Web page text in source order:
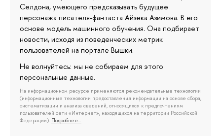
Селдона, умеющего предсказывать будущее
персонажа писателя-фантаста Айзека Азимова. В его
основе модель машинного обучения. Она подбирает
новости, исходя из поведенческих метрик
пользователей на портале Вышки.
Не волнуйтесь: мы не собираем для этого
персональные данные.
На информационном ресурсе применяются рекомендательные технологии
(информационные технологии предоставления информации на основе сбора,
систематизации и анализа сведений, относящихся к предпочтениям
пользователей сети «Интернет», находящихся на территории Российской
Федерации). Подробнее…